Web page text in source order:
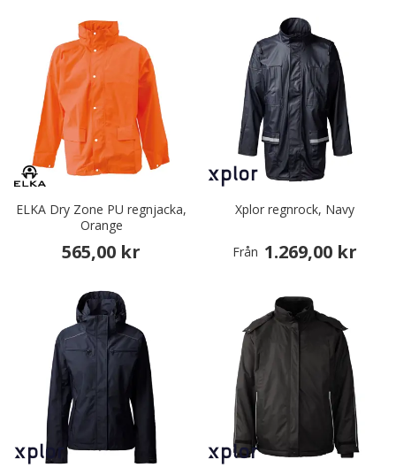
ELKA Dry Zone PU regnjacka,
Orange
565,00 kr
Xplor regnrock, Navy
Från 1.269,00 kr